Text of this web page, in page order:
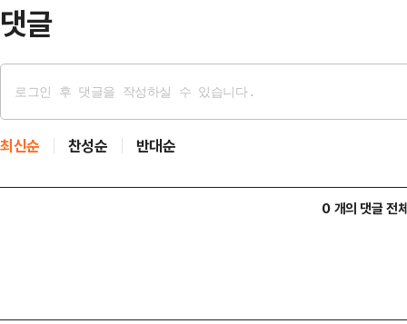
댓글
최신순 찬성순 반대순
0 개의 댓글 전